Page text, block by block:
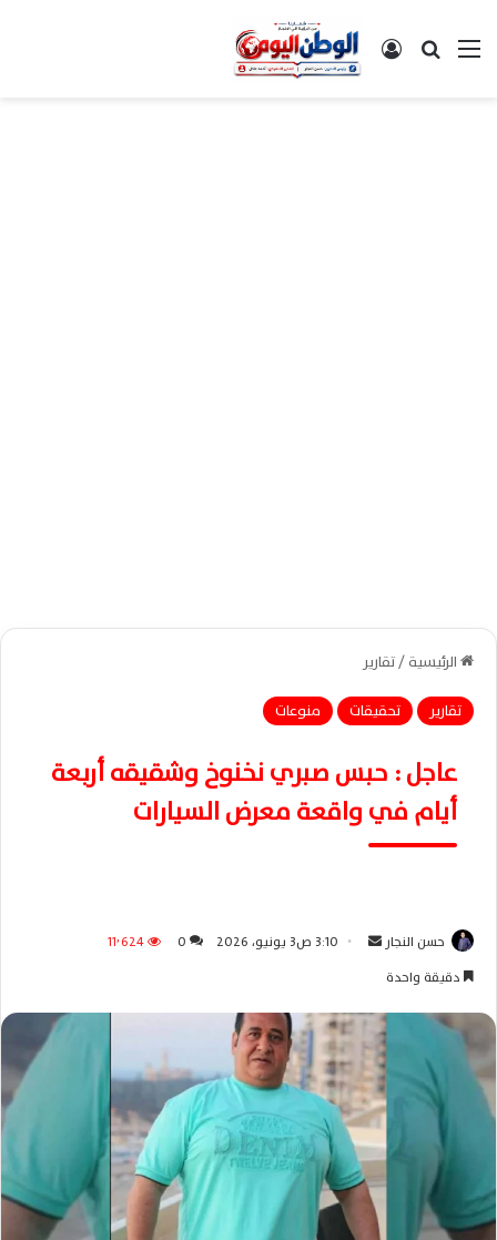
القائمةبحث عن تسجيل الدخول
الرئيسية/تقارير
تقارير
تحقيقات منوعات
عاجل : حبس صبري نخنوخ وشقيقه أربعة
أيام في واقعة معرض السيارات
حسن النجار
ل
ب
ر
ي
د
ا
إ
3:10 ص3 يونيو، 2026 0
11٬624
دقيقة واحدة